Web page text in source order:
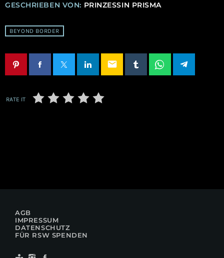
GESCHRIEBEN VON: PRINZESSIN PRISMA
BEYOND BORDER
email
RATE IT
AGB
IMPRESSUM
DATENSCHUTZ
FÜR RSW SPENDEN